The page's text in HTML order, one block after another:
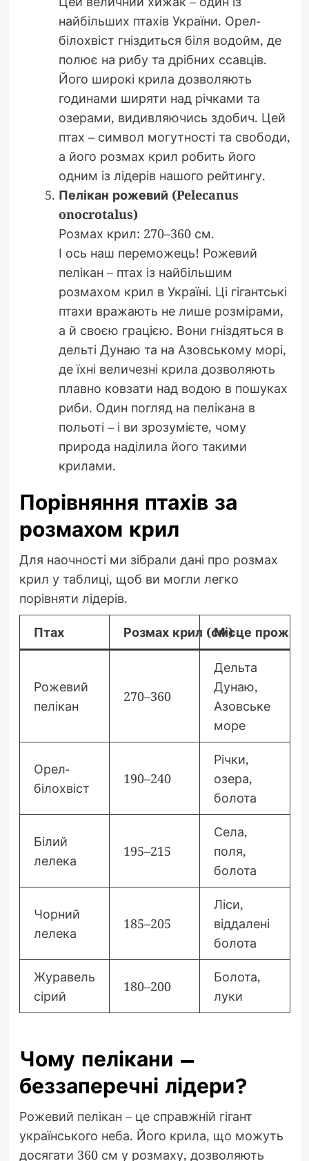
найбільших птахів України. Орел-
білохвіст гніздиться біля водойм, де
полює на рибу та дрібних ссавців.
Його широкі крила дозволяють
годинами ширяти над річками та
озерами, видивляючись здобич. Цей
птах – символ могутності та свободи,
а його розмах крил робить його
одним із лідерів нашого рейтингу.
Пелікан рожевий (Pelecanus
onocrotalus)
Розмах крил: 270–360 см.
І ось наш переможець! Рожевий
пелікан – птах із найбільшим
розмахом крил в Україні. Ці гігантські
птахи вражають не лише розмірами,
а й своєю грацією. Вони гніздяться в
дельті Дунаю та на Азовському морі,
де їхні величезні крила дозволяють
плавно ковзати над водою в пошуках
риби. Один погляд на пелікана в
польоті – і ви зрозумієте, чому
природа наділила його такими
крилами.
Порівняння птахів за
розмахом крил
Для наочності ми зібрали дані про розмах
крил у таблиці, щоб ви могли легко
порівняти лідерів.
Птах Розмах крил (см)Місце
Рожевий
пелікан
270–360
Дельта
Дунаю,
Азовське
море
Орел-
білохвіст
190–240
Річки,
озера,
болота
Білий
лелека
195–215
Села,
поля,
болота
Чорний
лелека
185–205
Ліси,
віддалені
болота
Журавель
сірий
180–200
Болота,
луки
Чому пелікани –
беззаперечні лідери?
Рожевий пелікан – це справжній гігант
українського неба. Його крила, що можуть
досягати 360 см у розмаху, дозволяють